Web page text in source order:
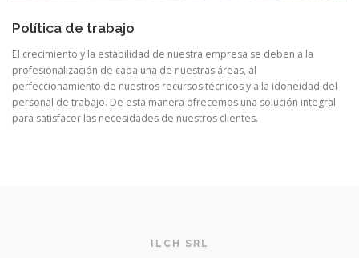
Política de trabajo
El crecimiento y la estabilidad de nuestra empresa se deben a la
profesionalización de cada una de nuestras áreas, al
perfeccionamiento de nuestros recursos técnicos y a la idoneidad del
personal de trabajo. De esta manera ofrecemos una solución integral
para satisfacer las necesidades de nuestros clientes.
ILCH SRL